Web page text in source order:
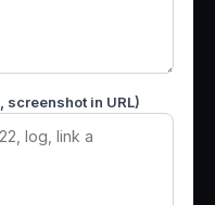
in URL)